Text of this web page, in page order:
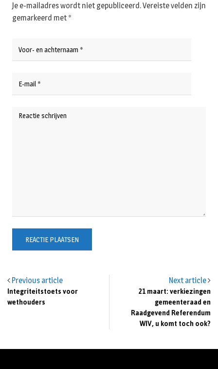
Previous article
Integriteitstoets voor
wethouders
Next article
21 maart: verkiezingen
gemeenteraad en
Raadgevend Referendum
WIV, u komt toch ook?
Je e-mailadres wordt niet gepubliceerd.Vereiste velden zijn
gemarkeerd met *